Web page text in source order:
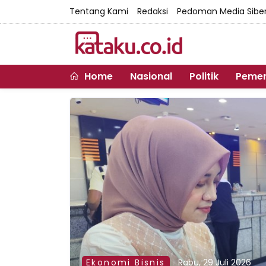
Tentang Kami Redaksi Pedoman Media
Home Nasional Politik
Ekonomi Bisnis Rabu, 29 Juli 2026